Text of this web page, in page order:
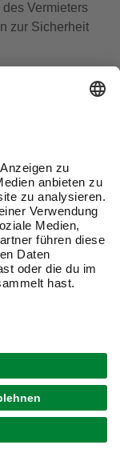
Vermieters
zur Sicherheit
und neue
im Garten
Zubehör
für heiße
verwendbar)